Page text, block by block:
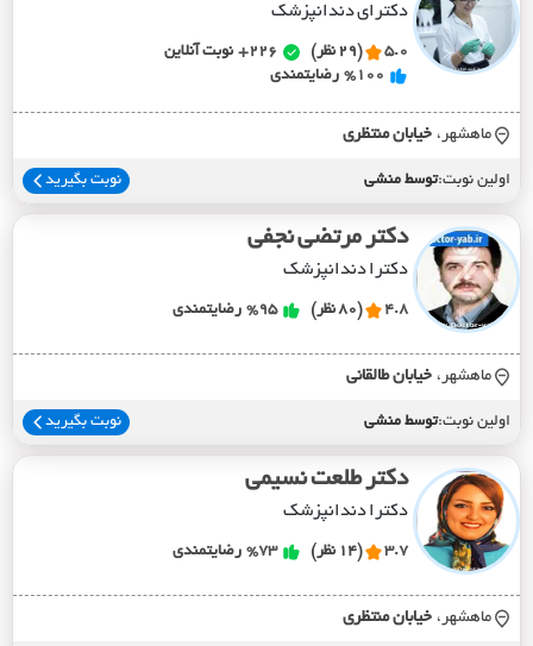
دکترای دندانپزشک
5.0 (29 نظر) 226+
نوبت آنلاین
%100 رضایتمندی
ماهشهر، خيابان منتظري
اولین نوبت:توسط منشی نوبت بگیرید
دکتر مرتضی نجفی
دکترا دندانپزشک
4.8 (80 نظر) %95 رضایتمندی
ماهشهر، خيابان طالقاني
اولین نوبت:توسط منشی نوبت بگیرید
دکتر طلعت نسیمی
دکترا دندانپزشک
3.7 (14 نظر) %73 رضایتمندی
ماهشهر، خيابان منتظري